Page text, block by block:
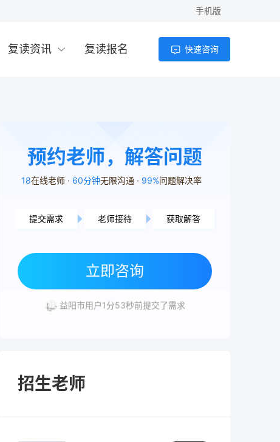
手机版
复读资讯 复读报名 快速咨询
预约老师，解答问题
18在线老师 60分钟无限沟通 99%问题解决率
提交需求 老师接待 获取解答
立即咨询
岳阳市用户6分38秒前提交了需求
岳阳市用户3分7秒前提交了需求
益阳市用户1分53秒前提交了需求
株洲市用户7分47秒前提交了需求
招生老师